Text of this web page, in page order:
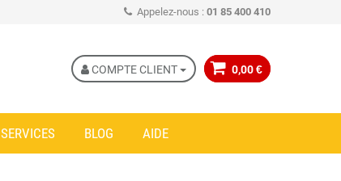
Appelez-nous : 01 85 400 410
0,00 €
COMPTE CLIENT
SERVICES BLOG AIDE